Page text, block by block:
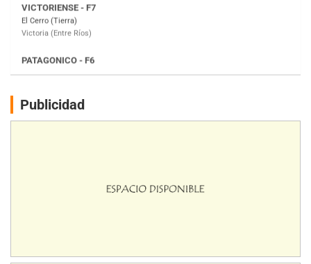
Moto Club Reginense (Tierra)
Gral. E. Godoy (Río Negro)
Juventud Unida (Tierra)
Humboldt (Santa Fe)
NORESTE SANTAFESINO - F6
COBERTURA ESPECIAL DE E-KART.COM.AR
Publicidad